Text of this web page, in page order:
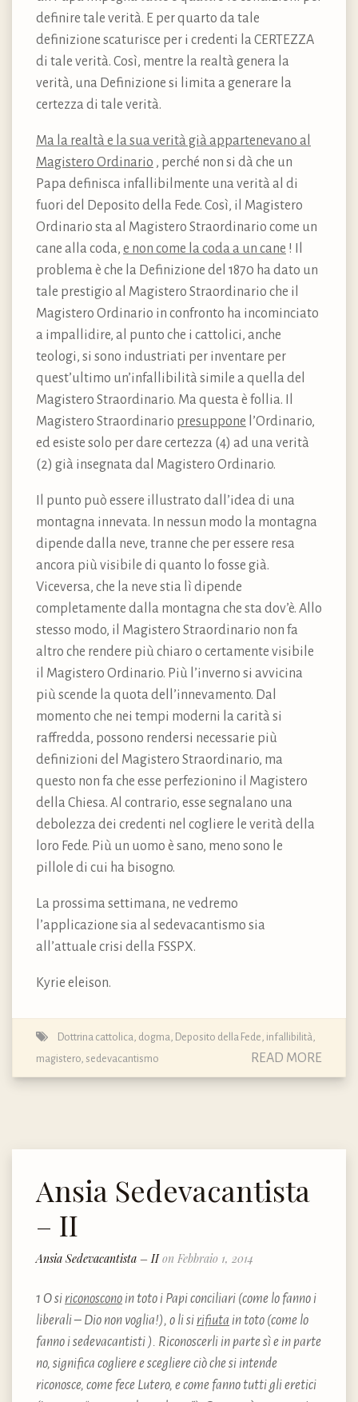
definire tale verità. E per quarto da tale
definizione scaturisce per i credenti la CERTEZZA
di tale verità. Così, mentre la realtà genera la
verità, una Definizione si limita a generare la
certezza di tale verità.
Ma la realtà e la sua verità già appartenevano al
Magistero Ordinario , perché non si dà che un
Papa definisca infallibilmente una verità al di
fuori del Deposito della Fede. Così, il Magistero
Ordinario sta al Magistero Straordinario come un
cane alla coda, e non come la coda a un cane ! Il
problema è che la Definizione del 1870 ha dato un
tale prestigio al Magistero Straordinario che il
Magistero Ordinario in confronto ha incominciato
a impallidire, al punto che i cattolici, anche
teologi, si sono industriati per inventare per
quest’ultimo un’infallibilità simile a quella del
Magistero Straordinario. Ma questa è follia. Il
Magistero Straordinario presuppone l’Ordinario,
ed esiste solo per dare certezza (4) ad una verità
(2) già insegnata dal Magistero Ordinario.
Il punto può essere illustrato dall’idea di una
montagna innevata. In nessun modo la montagna
dipende dalla neve, tranne che per essere resa
ancora più visibile di quanto lo fosse già.
Viceversa, che la neve stia lì dipende
completamente dalla montagna che sta dov’è. Allo
stesso modo, il Magistero Straordinario non fa
altro che rendere più chiaro o certamente visibile
il Magistero Ordinario. Più l’inverno si avvicina
più scende la quota dell’innevamento. Dal
momento che nei tempi moderni la carità si
raffredda, possono rendersi necessarie più
definizioni del Magistero Straordinario, ma
questo non fa che esse perfezionino il Magistero
della Chiesa. Al contrario, esse segnalano una
debolezza dei credenti nel cogliere le verità della
loro Fede. Più un uomo è sano, meno sono le
pillole di cui ha bisogno.
La prossima settimana, ne vedremo
l’applicazione sia al sedevacantismo sia
all’attuale crisi della FSSPX.
Kyrie eleison.
Dottrina cattolica, dogma, Deposito della Fede infallibilità
magistero sedevacantismo READ MORE
Ansia Sedevacantista
– II
Ansia Sedevacantista – IIon Febbraio 1, 2014
1 O si riconoscono in toto i Papi conciliari (come lo fanno i
liberali – Dio non voglia!), o li si rifiuta in toto (come lo
fanno i sedevacantisti ). Riconoscerli in parte sì e in parte
no, significa cogliere e scegliere ciò che si intende
riconosce, come fece Lutero, e come fanno tutti gli eretici